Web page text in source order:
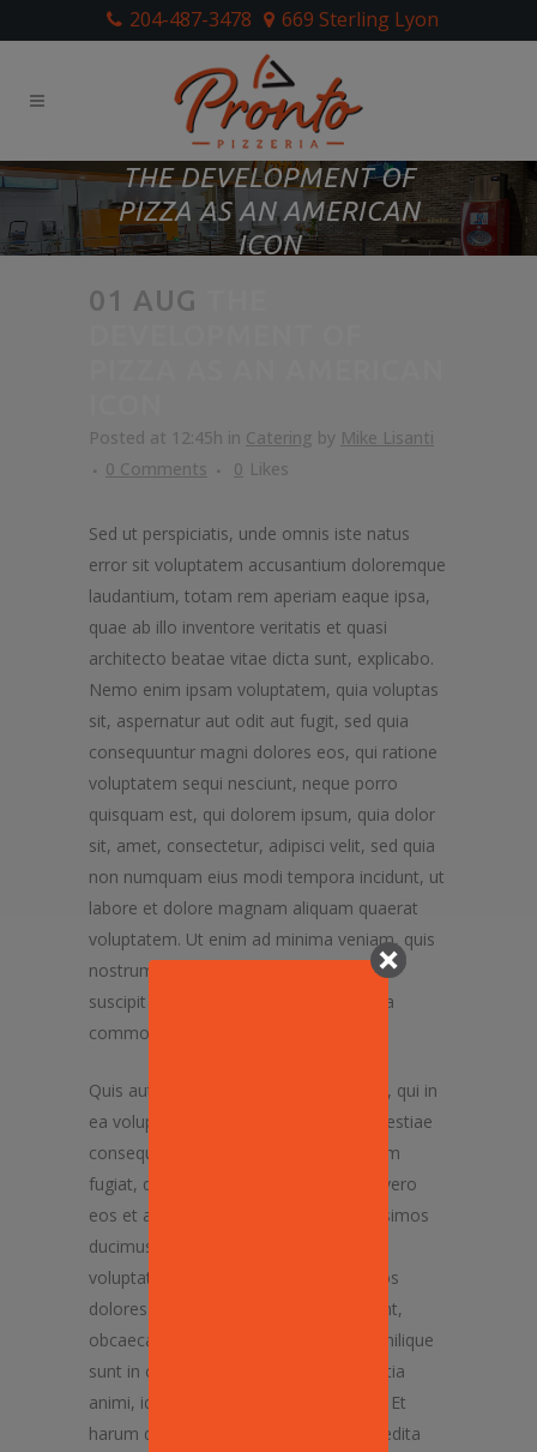
204-487-3478 669 Sterling Lyon
THE DEVELOPMENT OF
PIZZA AS AN AMERICAN
ICON
01 AUG
Posted at 12:45h in Catering by Mike Lisanti
0 Comments
0 Likes
Sed ut perspiciatis, unde omnis iste natus
error sit voluptatem accusantium doloremque
laudantium, totam rem aperiam eaque ipsa,
quae ab illo inventore veritatis et quasi
architecto beatae vitae dicta sunt, explicabo.
Nemo enim ipsam voluptatem, quia voluptas
sit, aspernatur aut odit aut fugit, sed quia
consequuntur magni dolores eos, qui ratione
voluptatem sequi nesciunt, neque porro
quisquam est, qui dolorem ipsum, quia dolor
sit, amet, consectetur, adipisci velit, sed quia
non numquam eius modi tempora incidunt, ut
labore et dolore magnam aliquam quaerat
voluptatem. Ut enim ad minima veniam, quis
nostrum exercitationem ullam corporis
suscipit laboriosam, nisi ut aliquid ex ea
commodi consequatur?
Quis autem vel eum iure reprehenderit, qui in
ea voluptate velit esse, quam nihil molestiae
consequatur, vel illum, qui dolorem eum
fugiat, quo voluptas nulla pariatur? At vero
eos et accusamus et iusto odio dignissimos
ducimus, qui blanditiis praesentium
voluptatum deleniti atque corrupti, quos
dolores et quas molestias excepturi sint,
obcaecati cupiditate non provident, similique
sunt in culpa, qui officia deserunt mollitia
animi, id est laborum et dolorum fuga. Et
harum quidem rerum facilis est et expedita